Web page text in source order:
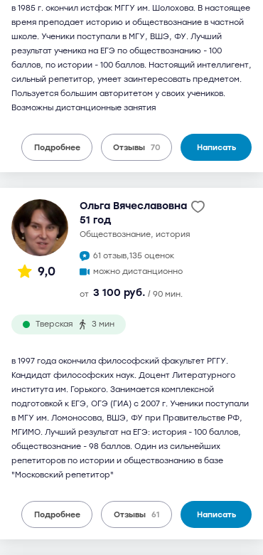
в 1985 г. окончил истфак МГГУ им. Шолохова. В настоящее
время преподает историю и обществознание в частной
школе. Ученики поступали в МГУ, ВШЭ, ФУ. Лучший
результат ученика на ЕГЭ по обществознанию - 100
баллов, по истории - 100 баллов. Настоящий интеллигент,
сильный репетитор, умеет заинтересовать предметом.
Пользуется большим авторитетом у своих учеников.
Возможны дистанционные занятия
Подробнее Отзывы 70 Написать
9,0
Ольга Вячеславовна
51 год
обществознание, история
61 отзыв,135 оценок
можно дистанционно
от 3 100 руб. / 90 мин.
Тверская 3 мин
в 1997 года окончила философский факультет РГГУ.
Кандидат философских наук. Доцент Литературного
института им. Горького. Занимается комплексной
подготовкой к ЕГЭ, ОГЭ (ГИА) с 2007 г. Ученики поступали
в МГУ им. Ломоносова, ВШЭ, ФУ при Правительстве РФ,
МГИМО. Лучший результат на ЕГЭ: история - 100 баллов,
обществознание - 98 баллов. Один из сильнейших
репетиторов по истории и обществознанию в базе
"Московский репетитор"
Подробнее Отзывы 61 Написать